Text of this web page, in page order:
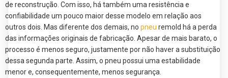
de reconstrução. Com isso, há também uma resistência e
confiabilidade um pouco maior desse modelo em relação aos
outros dois. Mas diferente dos demais, no pneu remold há a perda
das informações originais de fabricação. Apesar de mais barato, o
processo é menos seguro, justamente por não haver a substituição
dessa segunda parte. Assim, o pneu possui uma estabilidade
menor e, consequentemente, menos segurança.